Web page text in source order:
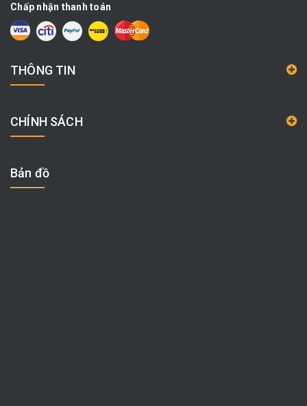
Chấp nhận thanh toán
THÔNG TIN
CHÍNH SÁCH
Bản đồ